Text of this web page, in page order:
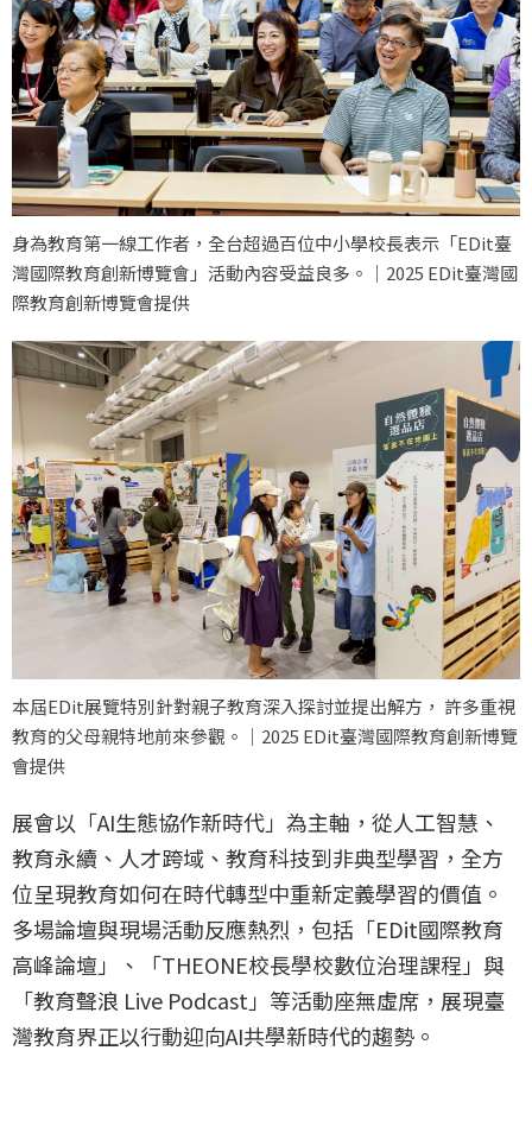
身為教育第一線工作者，全台超過百位中小學校長表示「EDit臺
灣國際教育創新博覽會」活動內容受益良多。｜2025 EDit臺灣國
際教育創新博覽會提供
本屆EDit展覽特別針對親子教育深入探討並提出解方， 許多重視
教育的父母親特地前來參觀。｜2025 EDit臺灣國際教育創新博覽
會提供
展會以「AI生態協作新時代」為主軸，從人工智慧、
教育永續、人才跨域、教育科技到非典型學習，全方
位呈現教育如何在時代轉型中重新定義學習的價值。
多場論壇與現場活動反應熱烈，包括「EDit國際教育
高峰論壇」、「THEONE校長學校數位治理課程」與
「教育聲浪 Live Podcast」等活動座無虛席，展現臺
灣教育界正以行動迎向AI共學新時代的趨勢。